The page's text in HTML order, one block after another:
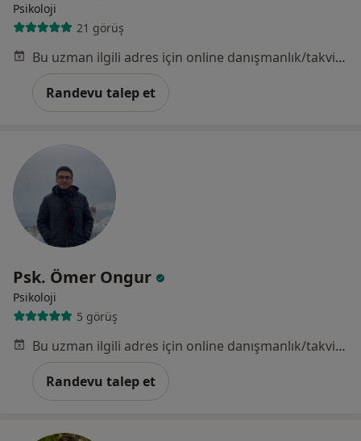
Psikoloji
21 görüş
Bu uzman ilgili adres için online danışmanlık/takvim sunmuyor.
Randevu talep et
Psk. Ömer Ongur
Psikoloji
5 görüş
Bu uzman ilgili adres için online danışmanlık/takvim sunmuyor.
Randevu talep et